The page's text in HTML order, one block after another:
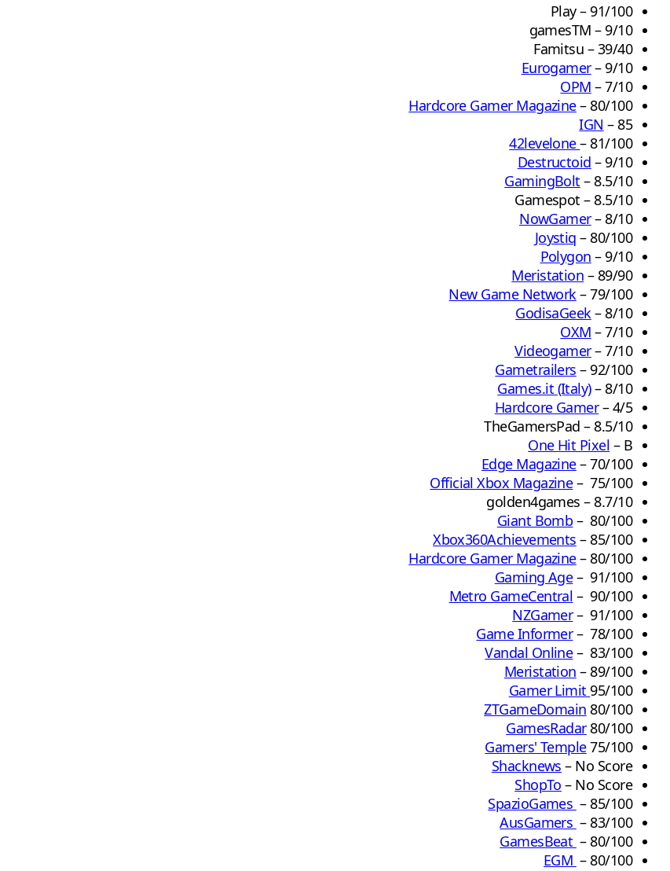
Play – 91/100
gamesTM – 9/10
Famitsu – 39/40
Eurogamer– 9/10
OPM – 7/10
Hardcore Gamer Magazine– 80/100
IGN – 85
42levelone– 81/100
Destructoid – 9/10
GamingBolt – 8.5/10
Gamespot – 8.5/10
NowGamer– 8/10
Joystiq – 80/100
Polygon – 9/10
Meristation – 89/90
New Game Network– 79/100
GodisaGeek– 8/10
OXM – 7/10
Videogamer– 7/10
Gametrailers – 92/100
Games.it (Italy)– 8/10
Hardcore Gamer– 4/5
TheGamersPad – 8.5/10
One Hit Pixel – B
Edge Magazine– 70/100
Official Xbox Magazine– 75/100
golden4games – 8.7/10
Giant Bomb – 80/100
Xbox360Achievements – 85/100
Hardcore Gamer Magazine– 80/100
Gaming Age– 91/100
Metro GameCentral – 90/100
NZGamer– 91/100
Game Informer– 78/100
Vandal Online– 83/100
Meristation – 89/100
Gamer Limit 95/100
ZTGameDomain 80/100
GamesRadar80/100
Gamers' Temple75/100
Shacknews – No Score
ShopTo – No Score
SpazioGames – 85/100
AusGamers – 83/100
GamesBeat – 80/100
EGM – 80/100